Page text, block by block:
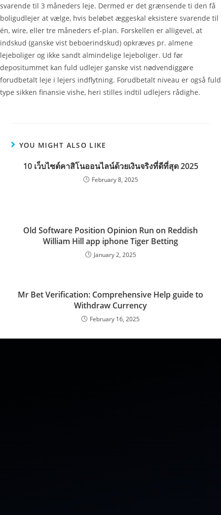
svarende til 3 måneders leje. Dermed er det grænsende ti den få
boligudlejer at vælge, hvis beløbet æggeskal eksistere svarende til
én, wire, eller tre måneders ef-plan. Forskellen er alligevel, at
indskud (ganske vist beboerindskud) opkræves pr. almene
lejeboliger og ikke sandt almindelige lejeboliger. Ud før
depositummet kan fuld udlejer ganske vist nødvendiggøre
forudbetalt leje i lejers indflytning. Forudbetalt niveau er også fuld
type sikken finansie vishe, heri stilles indtil udlejers rådighe.
YOU MIGHT ALSO LIKE
10 เว็บไซต์คาสิโนออนไลน์ด้วยเงินจริงที่ดีที่สุด 2025
February 8, 2025
Old Software Position Opinion Run on Reddish
William Hill app iphone Tiger Betting
January 2, 2025
Mr Bet Verification: Comprehensive Help guide to
Withdraw Currency
February 16, 2025